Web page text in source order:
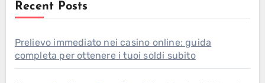
Recent Posts
Prelievo immediato nei casino online: guida
completa per ottenere i tuoi soldi subito